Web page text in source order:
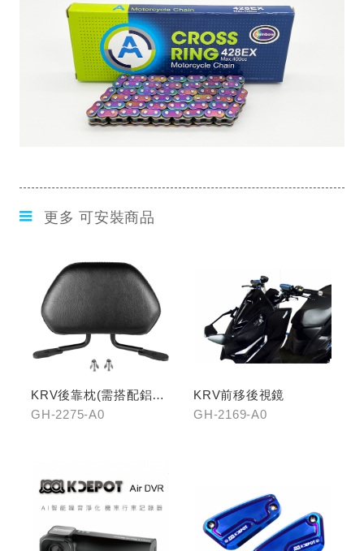
更多 可安裝商品
KRV後靠枕(需搭配鋁合
金扶手)
GH-2275-A0
KRV前移後視鏡
GH-2169-A0